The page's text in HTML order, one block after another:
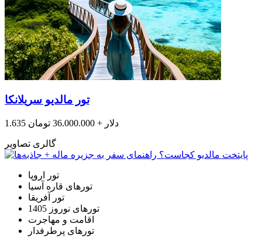
تور مالدیو سریلانکا
1.635 دلار + 36.000.000 تومان
گالری تصاویر
تور اروپا
تورهای قاره آسیا
تور آفریقا
تورهای نوروز 1405
اقامت و مهاجرت
تورهای پرطرفدار